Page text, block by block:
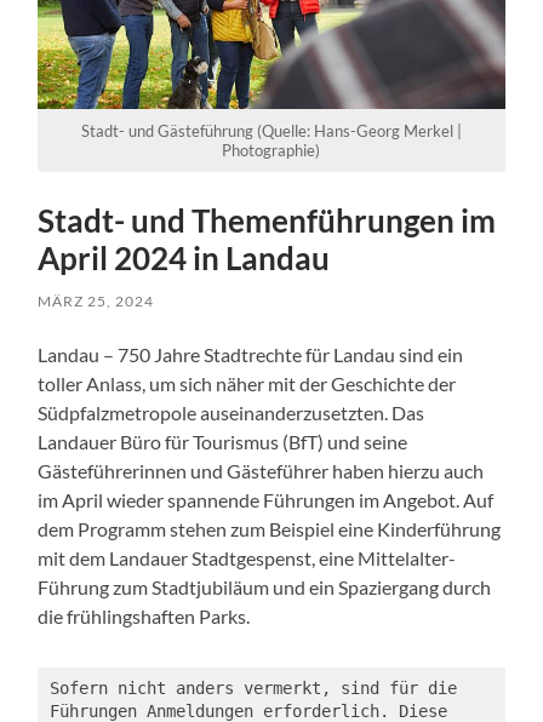
Stadt- und Gästeführung (Quelle: Hans-Georg Merkel |
Photographie)
Stadt- und Themenführungen im
April 2024 in Landau
MÄRZ 25, 2024
Landau – 750 Jahre Stadtrechte für Landau sind ein
toller Anlass, um sich näher mit der Geschichte der
Südpfalzmetropole auseinanderzusetzten. Das
Landauer Büro für Tourismus (BfT) und seine
Gästeführerinnen und Gästeführer haben hierzu auch
im April wieder spannende Führungen im Angebot. Auf
dem Programm stehen zum Beispiel eine Kinderführung
mit dem Landauer Stadtgespenst, eine Mittelalter-
Führung zum Stadtjubiläum und ein Spaziergang durch
die frühlingshaften Parks.
Sofern nicht anders vermerkt, sind für die
Führungen Anmeldungen erforderlich. Diese